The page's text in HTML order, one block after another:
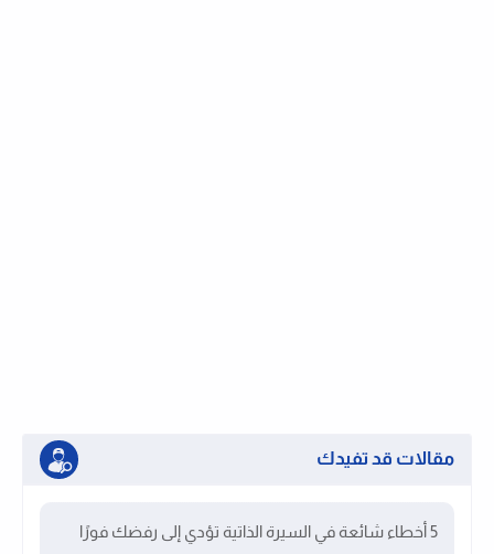
مقالات قد تفيدك
5 أخطاء شائعة في السيرة الذاتية تؤدي إلى رفضك فورًا